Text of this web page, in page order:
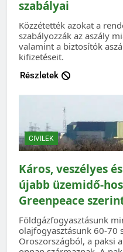
szabályai
Közzétették azokat a
szabályozzák az aszály
valamint a biztosítók
kifizetéseit.
Részletek
CIVILEK
Káros, veszélyes
újabb üzemidő-
Greenpeace
Földgázfogyasztásunk
olajfogyasztásunk 60-70
Oroszországból, a paksi